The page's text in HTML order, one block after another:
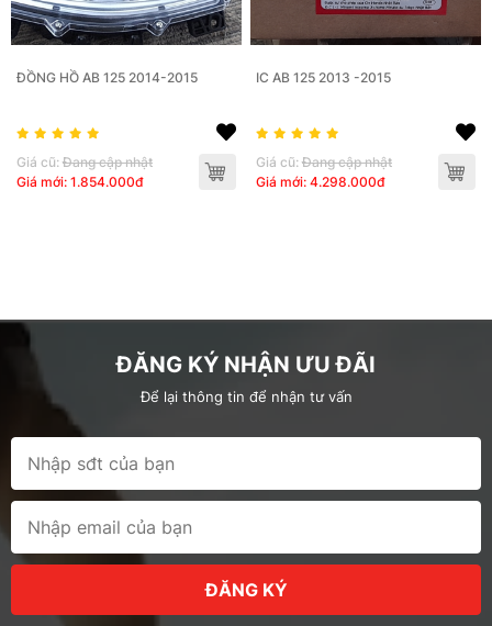
ĐỒNG HỒ AB 125 2014-2015
Giá cũ: Đang cập nhật
Giá mới: 1.854.000đ
IC AB 125 2013 -2015
Giá cũ: Đang cập nhật
Giá mới: 4.298.000đ
ĐĂNG KÝ NHẬN ƯU ĐÃI
Để lại thông tin để nhận tư vấn
ĐĂNG KÝ